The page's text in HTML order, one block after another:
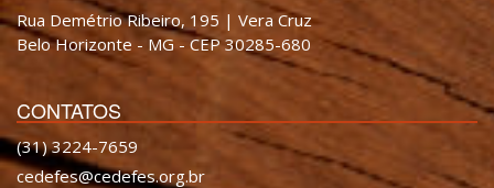
Rua Demétrio Ribeiro, 195 | Vera Cruz
Belo Horizonte - MG - CEP 30285-680
CONTATOS
(31) 3224-7659
cedefes@cedefes.org.br